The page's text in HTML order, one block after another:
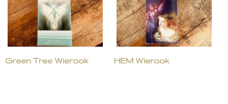
Green Tree Wierook HEM Wierook